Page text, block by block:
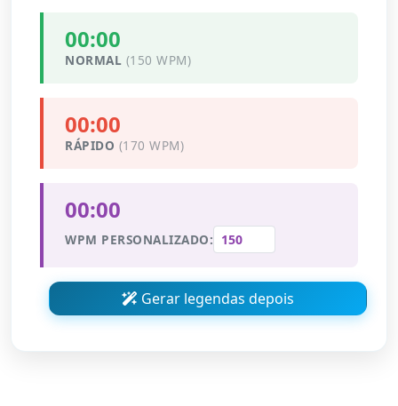
00:00
NORMAL (150 WPM)
00:00
RÁPIDO (170 WPM)
00:00
WPM PERSONALIZADO:
Gerar legendas depois